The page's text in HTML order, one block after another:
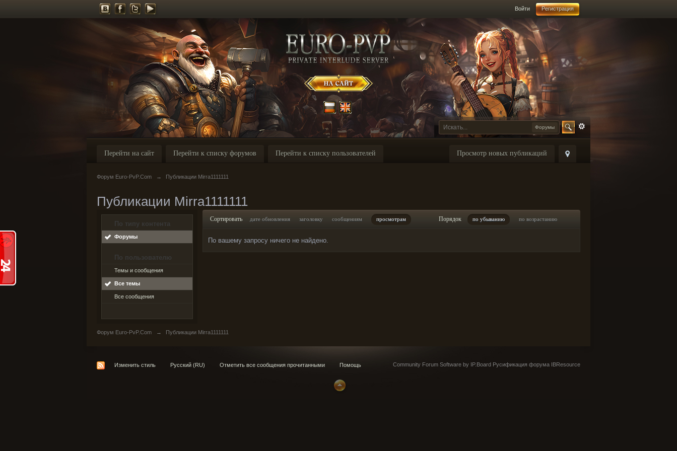
Войти Регистрация
Форумы
Просмотр новых публикаций
Перейти на сайт Перейти к списку форумов Перейти к списку пользователей
Форум Euro-PvP.Com → Публикации Mirra1111111
Публикации Mirra1111111
По типу контента
Форумы
По пользователю
Темы и сообщения
Все темы
Все сообщения
Сортировать дате обновления заголовку сообщениям просмотрам Порядок по убыванию по возрастанию
По вашему запросу ничего не найдено.
Форум Euro-PvP.Com → Публикации Mirra1111111
Изменить стиль Русский (RU) Отметить все сообщения прочитанными Помощь Community Forum Software by IP.Board Русификация форума IBResource